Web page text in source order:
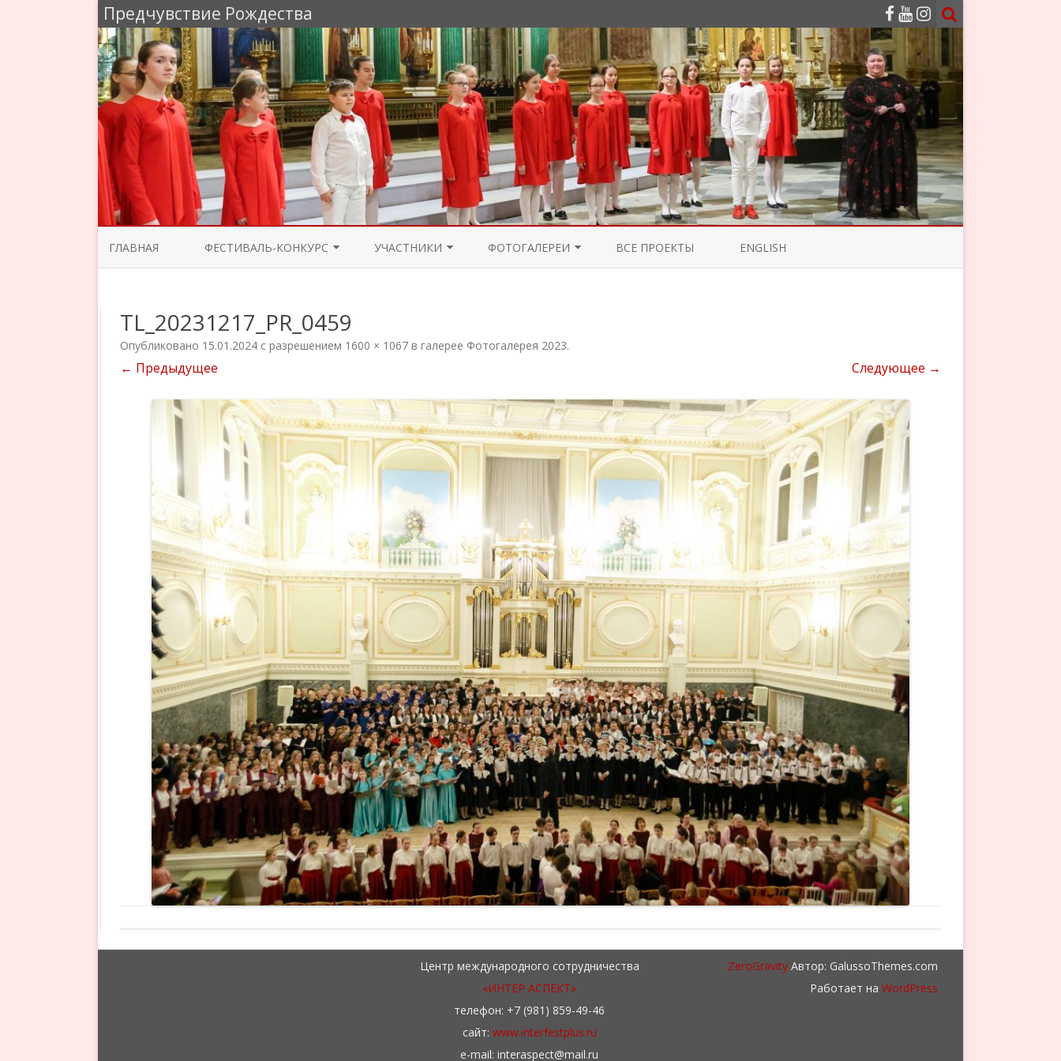
Предчувствие Рождества
к
ГЛАВНАЯ ФЕСТИВАЛЬ-КОНКУРС
ПРОГРАММА КОНЦЕРТОВ 2025
УЧАСТНИКИ
УЧАСТНИКИ 2023
УЧАСТНИКИ 2021
УЧАСТНИКИ 2020
УЧАСТНИКИ 2018
УЧАСТНИКИ 2017
УЧАСТНИКИ 2016
ФОТОГАЛЕРЕИ
ФОТОГАЛЕРЕЯ 2023
ФОТОГАЛЕРЕЯ 2021
ФОТОГАЛЕРЕЯ 2019
ФОТОГАЛЕРЕЯ 2017
ФОТОГАЛЕРЕЯ 2016
ВСЕ ПРОЕКТЫ ENGLISH
TL_20231217_PR_0459
Опубликовано 15.01.2024 с разрешением 1600 × 1067 в галерее Фотогалерея 2023.
← Предыдущее Следующее →
Центр международного сотрудничества
«ИНТЕР АСПЕКТ»
телефон: +7 (981) 859-49-46
сайт: www.interfestplus.ru
e-mail: interaspect@mail.ru
ZeroGravity Автор: GalussoThemes.com
Работает на WordPress